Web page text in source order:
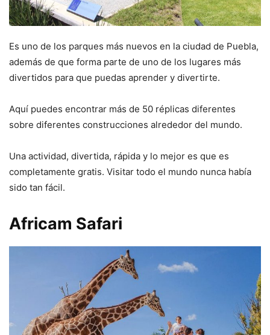
Es uno de los parques más nuevos en la ciudad de Puebla,
además de que forma parte de uno de los lugares más
divertidos para que puedas aprender y divertirte.
Aquí puedes encontrar más de 50 réplicas diferentes
sobre diferentes construcciones alrededor del mundo.
Una actividad, divertida, rápida y lo mejor es que es
completamente gratis. Visitar todo el mundo nunca había
sido tan fácil.
Africam Safari